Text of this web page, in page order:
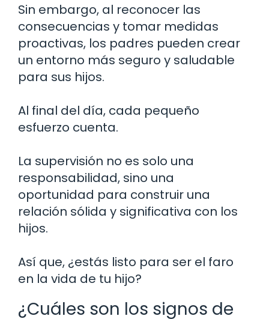
Sin embargo, al reconocer las
consecuencias y tomar medidas
proactivas, los padres pueden crear
un entorno más seguro y saludable
para sus hijos.
Al final del día, cada pequeño
esfuerzo cuenta.
La supervisión no es solo una
responsabilidad, sino una
oportunidad para construir una
relación sólida y significativa con los
hijos.
Así que, ¿estás listo para ser el faro
en la vida de tu hijo?
¿Cuáles son los signos de